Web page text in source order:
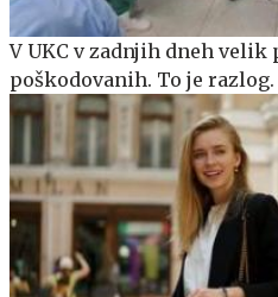
V UKC v zadnjih dneh velik
poškodovanih. To je razlog.